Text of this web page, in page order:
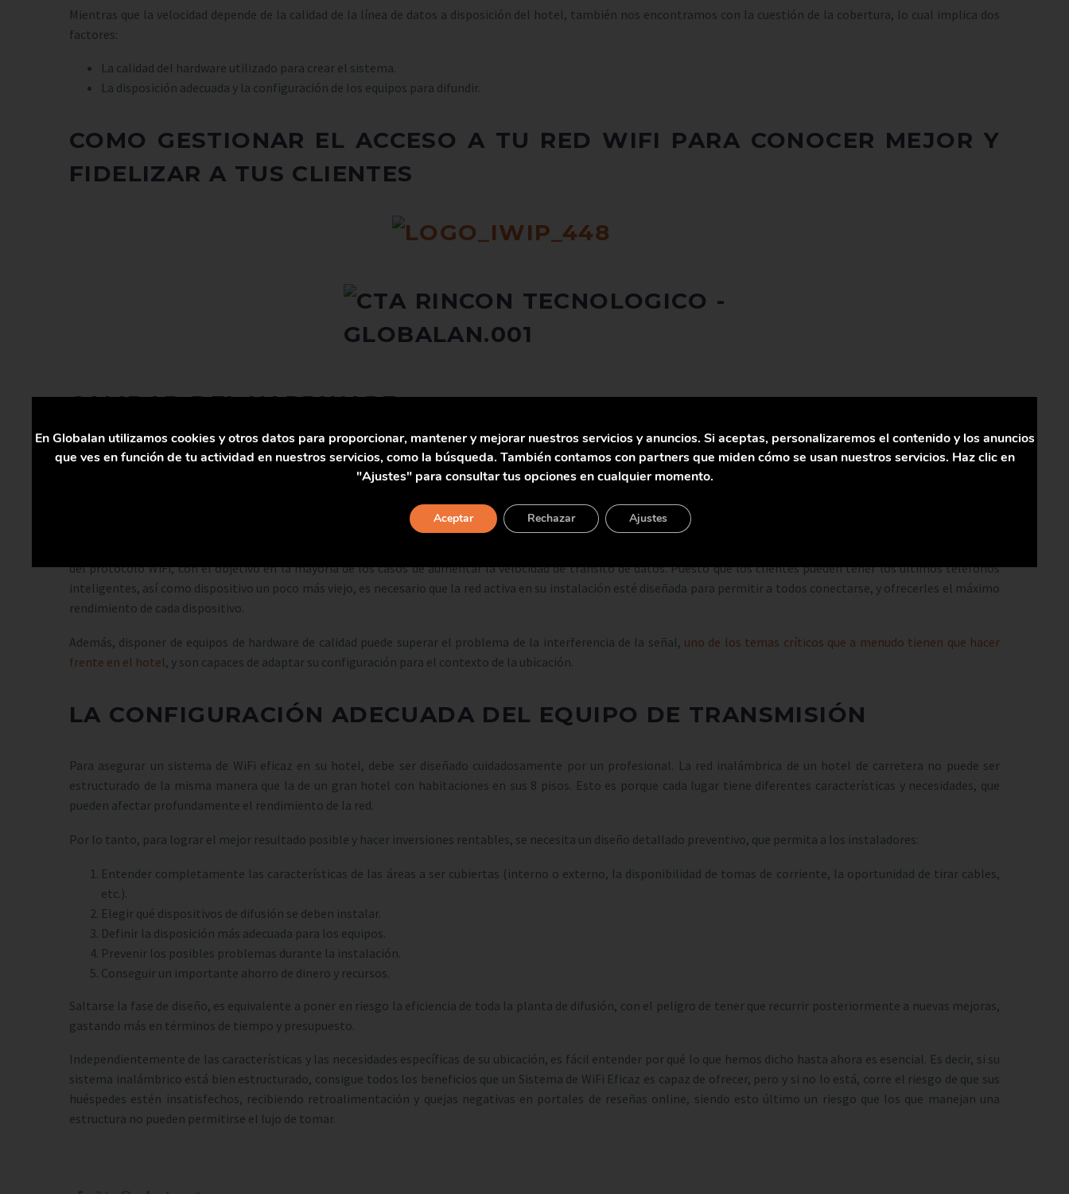
Mientras que la velocidad depende de la calidad de la línea de datos a disposición del hotel, también nos encontramos con la cuestión de la cobertura, lo cual implica dos
factores:
La calidad del hardware utilizado para crear el sistema.
La disposición adecuada y la configuración de los equipos para difundir.
COMO GESTIONAR EL ACCESO A TU RED WIFI PARA CONOCER MEJOR Y
FIDELIZAR A TUS CLIENTES
CALIDAD DEL HARDWARE
Los dispositivos en el mercado cada vez son más pequeños, más cómodo, de fácil manejo y ricos en características. Por esta razón, incluso las antenas de recepción de WiFi
se han convertido, año tras año, cada vez más pequeñas y esto implica que se reduzca su capacidad para recibir la señal inalámbrica. Para superar este problema, debe
expectativas de uso a todos los usuarios de un servicio, independientemente del dispositivo que esté utilizando.
del protocolo WiFi, con el objetivo en la mayoría de los casos de aumentar la velocidad de tránsito de datos. Puesto que los clientes pueden tener los últimos teléfonos
inteligentes, así como dispositivo un poco más viejo, es necesario que la red activa en su instalación esté diseñada para permitir a todos conectarse, y ofrecerles el máximo
rendimiento de cada dispositivo.
Además, disponer de equipos de hardware de calidad puede superar el problema de la interferencia de la señal, uno de los temas críticos que a menudo tienen que hacer
frente en el hotel, y son capaces de adaptar su configuración para el contexto de la ubicación.
LA CONFIGURACIÓN ADECUADA DEL EQUIPO DE TRANSMISIÓN
Para asegurar un sistema de WiFi eficaz en su hotel, debe ser diseñado cuidadosamente por un profesional. La red inalámbrica de un hotel de carretera no puede ser
estructurado de la misma manera que la de un gran hotel con habitaciones en sus 8 pisos. Esto es porque cada lugar tiene diferentes características y necesidades, que
pueden afectar profundamente el rendimiento de la red.
Por lo tanto, para lograr el mejor resultado posible y hacer inversiones rentables, se necesita un diseño detallado preventivo, que permita a los instaladores:
Entender completamente las características de las áreas a ser cubiertas (interno o externo, la disponibilidad de tomas de corriente, la oportunidad de tirar cables,
etc.).
Elegir qué dispositivos de difusión se deben instalar.
Definir la disposición más adecuada para los equipos.
Prevenir los posibles problemas durante la instalación.
Conseguir un importante ahorro de dinero y recursos.
Saltarse la fase de diseño, es equivalente a poner en riesgo la eficiencia de toda la planta de difusión, con el peligro de tener que recurrir posteriormente a nuevas mejoras,
gastando más en términos de tiempo y presupuesto.
Independientemente de las características y las necesidades específicas de su ubicación, es fácil entender por qué lo que hemos dicho hasta ahora es esencial. Es decir, si su
sistema inalámbrico está bien estructurado, consigue todos los beneficios que un Sistema de WiFi Eficaz es capaz de ofrecer, pero y si no lo está, corre el riesgo de que sus
huéspedes estén insatisfechos, recibiendo retroalimentación y quejas negativas en portales de reseñas online, siendo esto último un riesgo que los que manejan una
estructura no pueden permitirse el lujo de tomar.
En Globalan utilizamos cookies y otros datos para proporcionar, mantener y mejorar nuestros servicios y anuncios. Si aceptas, personalizaremos el contenido y los anuncios
que ves en función de tu actividad en nuestros servicios, como la búsqueda. También contamos con partners que miden cómo se usan nuestros servicios. Haz clic en
"Ajustes" para consultar tus opciones en cualquier momento.
Aceptar Rechazar Ajustes